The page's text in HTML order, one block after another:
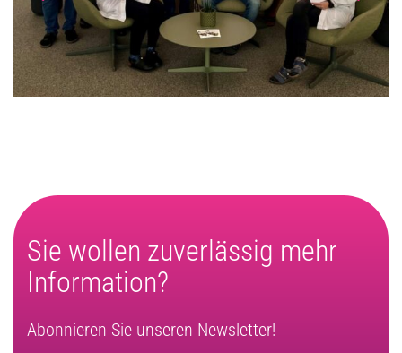
Sie wollen zuverlässig mehr
Information?
Abonnieren Sie unseren Newsletter!